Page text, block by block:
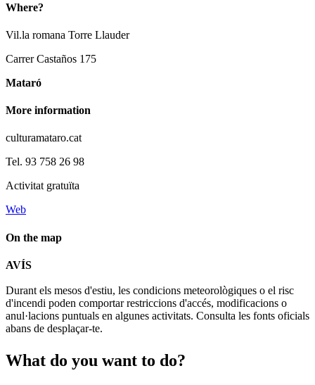
Where?
Vil.la romana Torre Llauder
Carrer Castaños 175
Mataró
More information
culturamataro.cat
Tel. 93 758 26 98
Activitat gratuïta
Web
On the map
−
AVÍS
Durant els mesos d'estiu, les condicions meteorològiques o el risc
d'incendi poden comportar restriccions d'accés, modificacions o
anul·lacions puntuals en algunes activitats. Consulta les fonts oficials
abans de desplaçar-te.
What do you want to do?